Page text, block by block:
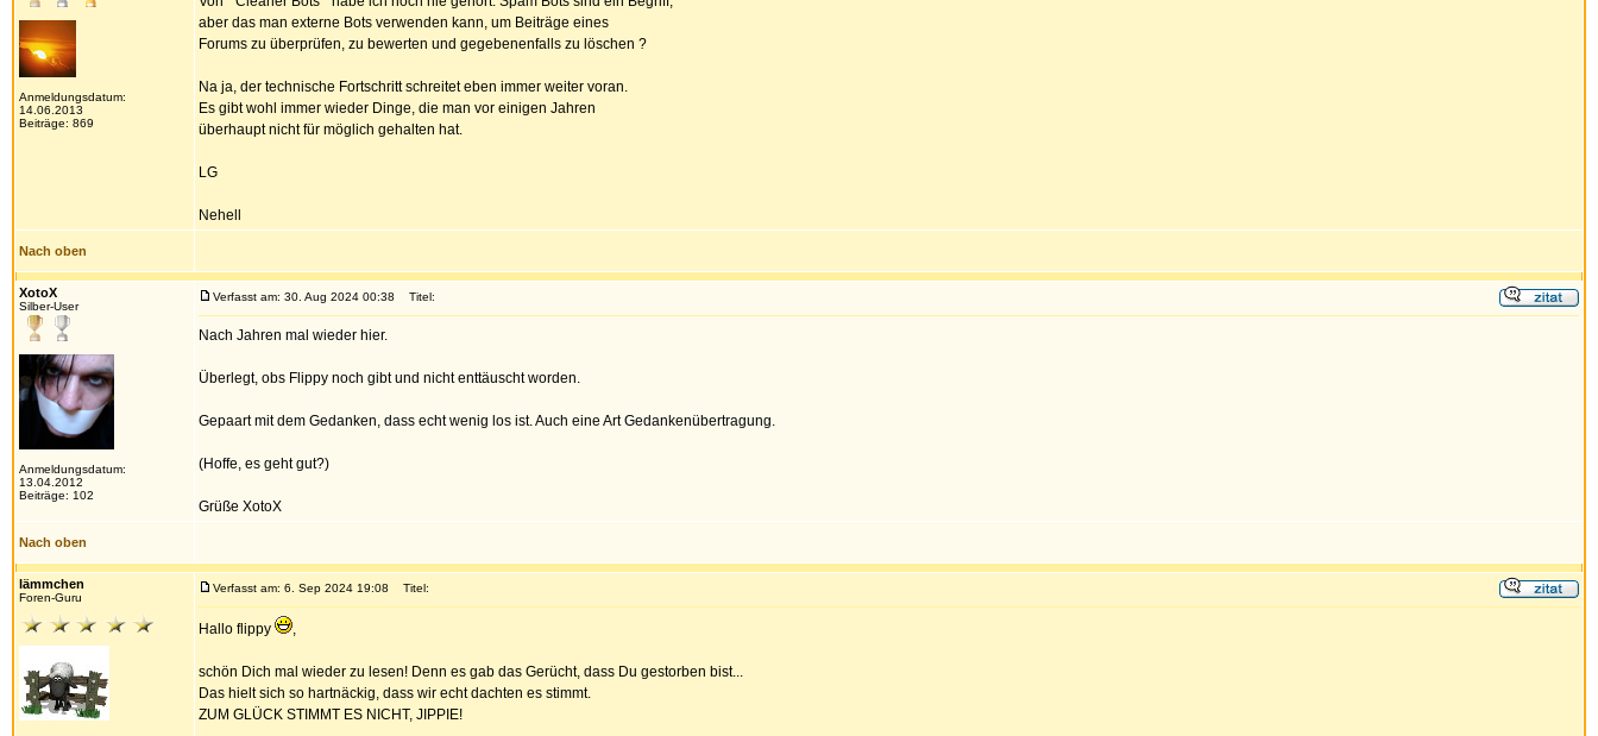
Anmeldungsdatum:
14.06.2013
Beiträge: 869
aber das man externe Bots verwenden kann, um Beiträge eines
Forums zu überprüfen, zu bewerten und gegebenenfalls zu löschen ?
Na ja, der technische Fortschritt schreitet eben immer weiter voran.
Es gibt wohl immer wieder Dinge, die man vor einigen Jahren
überhaupt nicht für möglich gehalten hat.
LG
Nehell
Nach oben
XotoX
Silber-User
Anmeldungsdatum:
13.04.2012
Beiträge: 102
Verfasst am: 30. Aug 2024 00:38 Titel:
Nach Jahren mal wieder hier.
Überlegt, obs Flippy noch gibt und nicht enttäuscht worden.
Gepaart mit dem Gedanken, dass echt wenig los ist. Auch eine Art Gedankenübertragung.
(Hoffe, es geht gut?)
Grüße XotoX
Nach oben
lämmchen
Foren-Guru
Verfasst am: 6. Sep 2024 19:08 Titel:
Hallo flippy ,
schön Dich mal wieder zu lesen! Denn es gab das Gerücht, dass Du gestorben bist...
Das hielt sich so hartnäckig, dass wir echt dachten es stimmt.
ZUM GLÜCK STIMMT ES NICHT, JIPPIE!